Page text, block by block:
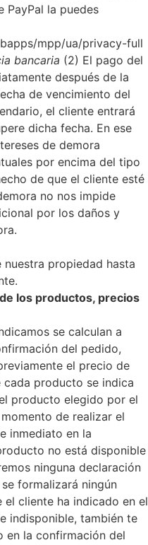
la puedes
mpp/ua/privacy-full
bancaria (2) El pago del
después de la
de vencimiento del
el cliente entrará
dicha fecha. En ese
de demora
por encima del tipo
de que el cliente esté
no nos impide
por los daños y
nuestra propiedad hasta
los productos, precios
se calculan a
del pedido,
el precio de
producto se indica
producto elegido por el
de realizar el
inmediato en la
no está disponible
ninguna declaración
formalizará ningún
cliente ha indicado en el
indisponible, también te
en la confirmación del